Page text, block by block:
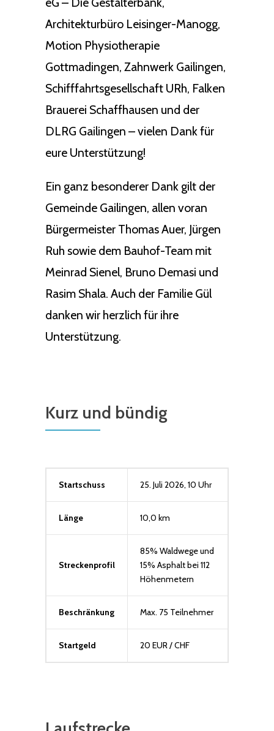
Architekturbüro Leisinger-Manogg,
Motion Physiotherapie
Gottmadingen, Zahnwerk Gailingen,
Schifffahrtsgesellschaft URh, Falken
Brauerei Schaffhausen und der
DLRG Gailingen – vielen Dank für
eure Unterstützung!
Ein ganz besonderer Dank gilt der
Gemeinde Gailingen, allen voran
Bürgermeister Thomas Auer, Jürgen
Ruh sowie dem Bauhof-Team mit
Meinrad Sienel, Bruno Demasi und
Rasim Shala. Auch der Familie Gül
danken wir herzlich für ihre
Unterstützung.
Kurz und bündig
Startschuss 25. Juli 2026, 10 Uhr
Länge 10,0 km
Streckenprofil
85% Waldwege und
15% Asphalt bei 112
Höhenmetern
Beschränkung Max. 75 Teilnehmer
Startgeld 20 EUR / CHF